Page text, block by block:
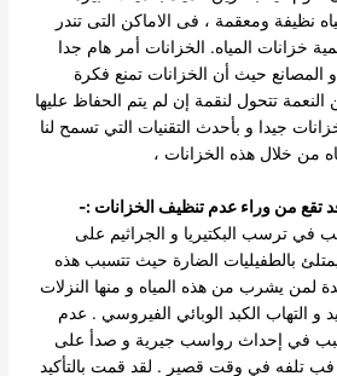
نظيفة ومعقمة ، فى الاماكن التى تندر
خزانات المياه. الخزانات أمر هام جدا
المصانع حيث أن الخزانات تمنع فكرة
النعمة تتحول لنقمة إن لم يتم الحفاظ عليها
جيدا و بأحدث التقنيات التي تسمح لنا
من خلال هذه الخزانات ،
تقع من وراء عدم تنظيف الخزانات :-
في ترسب البكتيريا و الجراثيم على
بالطفيليات الضارة حيثتتسبب هذه
لمن يشرب من هذه المياه و منها النزلات
و التهاب الكبد الوبائي الفيروسي . عدم
في إحداث رواسب جيرية و صدأ على
فب تلفه في وقت قصير . لقد قمت بالتأكيد